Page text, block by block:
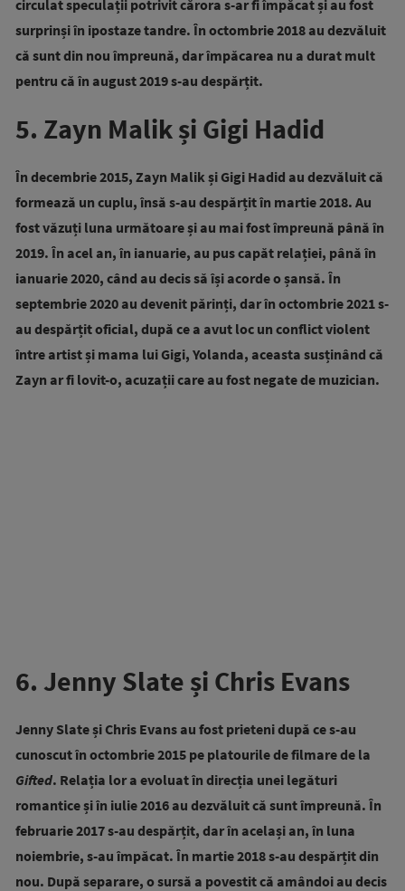
circulat speculații potrivit cărora s-ar fi împăcat și au fost
surprinși în ipostaze tandre. În octombrie 2018 au dezvăluit
că sunt din nou împreună, dar împăcarea nu a durat mult
pentru că în august 2019 s-au despărțit.
5. Zayn Malik și Gigi Hadid
În decembrie 2015, Zayn Malik și Gigi Hadid au dezvăluit că
formează un cuplu, însă s-au despărțit în martie 2018. Au
fost văzuți luna următoare și au mai fost împreună până în
2019. În acel an, în ianuarie, au pus capăt relației, până în
ianuarie 2020, când au decis să își acorde o șansă. În
septembrie 2020 au devenit părinți, dar în octombrie 2021 s-
au despărțit oficial, după ce a avut loc un conflict violent
între artist și mama lui Gigi, Yolanda, aceasta susținând că
Zayn ar fi lovit-o, acuzații care au fost negate de muzician.
6. Jenny Slate și Chris Evans
Jenny Slate și Chris Evans au fost prieteni după ce s-au
cunoscut în octombrie 2015 pe platourile de filmare de la
Gifted. Relația lor a evoluat în direcția unei legături
romantice și în iulie 2016 au dezvăluit că sunt împreună. În
februarie 2017 s-au despărțit, dar în același an, în luna
noiembrie, s-au împăcat. În martie 2018 s-au despărțit din
nou. După separare, o sursă a povestit că amândoi au decis